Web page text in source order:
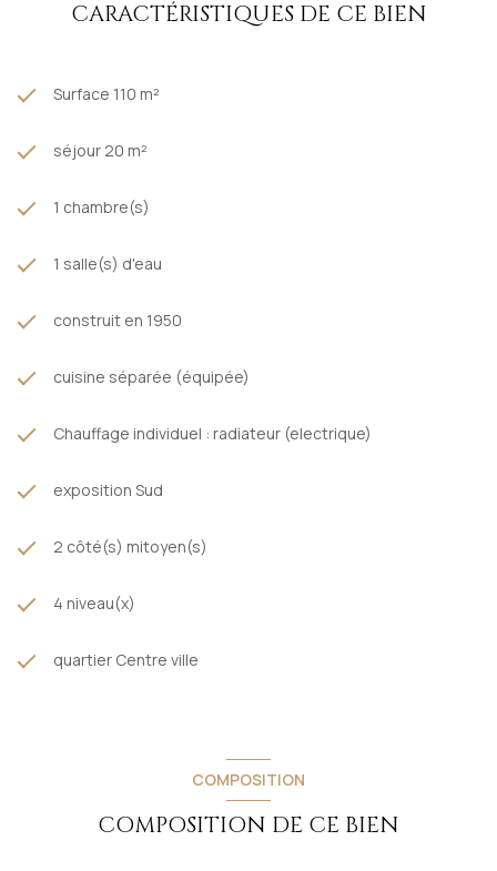
CARACTÉRISTIQUES DE CE BIEN
Surface 110 m²
séjour 20 m²
1 chambre(s)
1 salle(s) d'eau
construit en 1950
cuisine séparée (équipée)
Chauffage individuel : radiateur (electrique)
exposition Sud
2 côté(s) mitoyen(s)
4 niveau(x)
quartier Centre ville
COMPOSITION
COMPOSITION DE CE BIEN